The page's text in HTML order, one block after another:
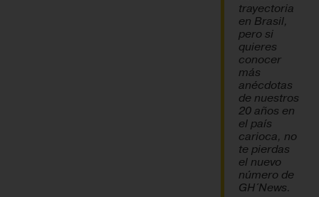
trayectoria
en Brasil,
pero si
quieres
conocer
más
anécdotas
de nuestros
20 años en
el país
carioca, no
te pierdas
el nuevo
número de
GH´News.